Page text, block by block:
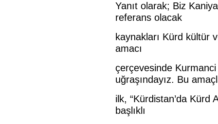
Yanıt olarak; Biz
referans olacak
kaynakları Kürd kültür
amacı
çerçevesinde
uğraşındayız. Bu
ilk, “Kürdistan’da Kürd
başlıklı